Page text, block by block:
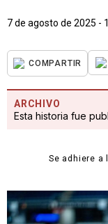
7 de agosto de 2025 -
COMPARTIR
ARCHIVO
Esta historia fue
Se adhiere a